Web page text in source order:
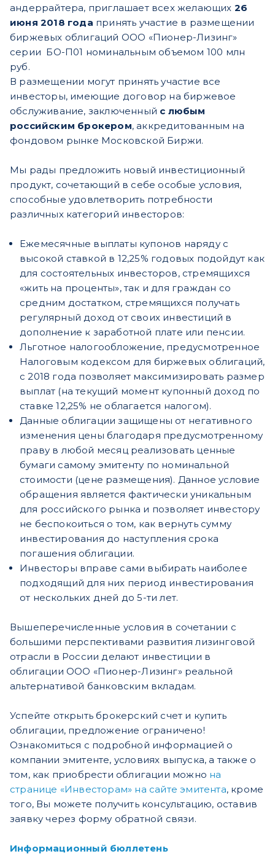
андеррайтера, приглашает всех желающих 26
июня 2018 года принять участие в размещении
биржевых облигаций ООО «Пионер-Лизинг»
серии БО-П01 номинальным объемом 100 млн
руб.
В размещении могут принять участие все
инвесторы, имеющие договор на биржевое
обслуживание, заключенный с любым
российским брокером, аккредитованным на
фондовом рынке Московской Биржи.
Мы рады предложить новый инвестиционный
продукт, сочетающий в себе особые условия,
способные удовлетворить потребности
различных категорий инвесторов:
Ежемесячные выплаты купонов наряду с
высокой ставкой в 12,25% годовых подойдут как
для состоятельных инвесторов, стремящихся
«жить на проценты», так и для граждан со
средним достатком, стремящихся получать
регулярный доход от своих инвестиций в
дополнение к заработной плате или пенсии.
Льготное налогообложение, предусмотренное
Налоговым кодексом для биржевых облигаций,
с 2018 года позволяет максимизировать размер
выплат (на текущий момент купонный доход по
ставке 12,25% не облагается налогом).
Данные облигации защищены от негативного
изменения цены благодаря предусмотренному
праву в любой месяц реализовать ценные
бумаги самому эмитенту по номинальной
стоимости (цене размещения). Данное условие
обращения является фактически уникальным
для российского рынка и позволяет инвестору
не беспокоиться о том, как вернуть сумму
инвестирования до наступления срока
погашения облигации.
Инвесторы вправе сами выбирать наиболее
подходящий для них период инвестирования
от нескольких дней до 5-ти лет.
Вышеперечисленные условия в сочетании с
большими перспективами развития лизинговой
отрасли в России делают инвестиции в
облигации ООО «Пионер-Лизинг» реальной
альтернативой банковским вкладам.
Успейте открыть брокерский счет и купить
облигации, предложение ограничено!
Ознакомиться с подробной информацией о
компании эмитенте, условиях выпуска, а также о
том, как приобрести облигации можно на
странице «Инвесторам» на сайте эмитента, кроме
того, Вы можете получить консультацию, оставив
заявку через форму обратной связи.
Информационный бюллетень